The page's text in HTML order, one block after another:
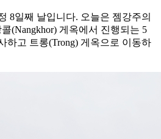
8일째 날입니다. 오늘은 젬강주의
(Nangkhor) 게옥에서 진행되는 5
하고 트롱(Trong) 게옥으로 이동하